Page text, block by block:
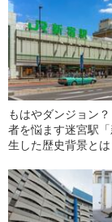
もはやダンジョン
者を悩ます迷宮駅
生した歴史背景とは